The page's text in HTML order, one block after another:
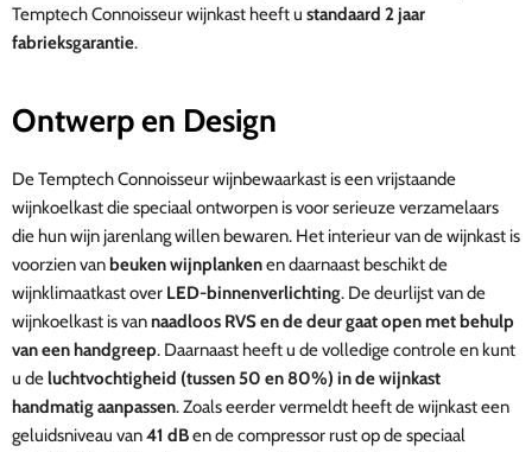
Temptech Connoisseur wijnkast heeft u standaard 2 jaar
fabrieksgarantie.
Ontwerp en Design
De Temptech Connoisseur wijnbewaarkast is een vrijstaande
wijnkoelkast die speciaal ontworpen is voor serieuze verzamelaars
die hun wijn jarenlang willen bewaren. Het interieur van de wijnkast is
voorzien vanbeuken wijnplankenen daarnaast beschikt de
wijnklimaatkast over LED-binnenverlichting. De deurlijst van de
wijnkoelkast is vannaadloos RVS en de deur gaat open met behulp
van een handgreep. Daarnaast heeft u de volledige controle en kunt
u de luchtvochtigheid (tussen 50 en 80%) in de wijnkast
handmatig aanpassen. Zoals eerder vermeldt heeft de wijnkast een
geluidsniveau van41 dBen de compressor rust op de speciaal